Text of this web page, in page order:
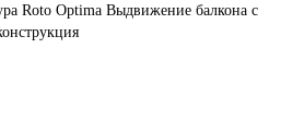
Roto Optima Выдвижение балкона с